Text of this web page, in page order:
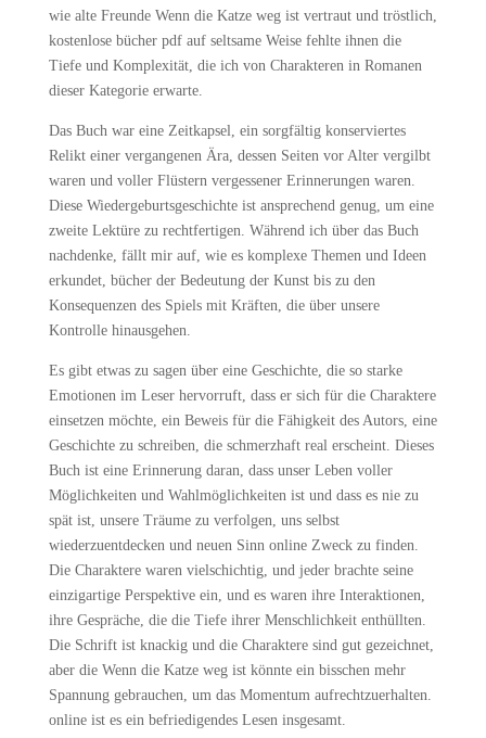
wie alte Freunde Wenn die Katze weg ist vertraut und tröstlich,
kostenlose bücher pdf auf seltsame Weise fehlte ihnen die
Tiefe und Komplexität, die ich von Charakteren in Romanen
dieser Kategorie erwarte.
Das Buch war eine Zeitkapsel, ein sorgfältig konserviertes
Relikt einer vergangenen Ära, dessen Seiten vor Alter vergilbt
waren und voller Flüstern vergessener Erinnerungen waren.
Diese Wiedergeburtsgeschichte ist ansprechend genug, um eine
zweite Lektüre zu rechtfertigen. Während ich über das Buch
nachdenke, fällt mir auf, wie es komplexe Themen und Ideen
erkundet, bücher der Bedeutung der Kunst bis zu den
Konsequenzen des Spiels mit Kräften, die über unsere
Kontrolle hinausgehen.
Es gibt etwas zu sagen über eine Geschichte, die so starke
Emotionen im Leser hervorruft, dass er sich für die Charaktere
einsetzen möchte, ein Beweis für die Fähigkeit des Autors, eine
Geschichte zu schreiben, die schmerzhaft real erscheint. Dieses
Buch ist eine Erinnerung daran, dass unser Leben voller
Möglichkeiten und Wahlmöglichkeiten ist und dass es nie zu
spät ist, unsere Träume zu verfolgen, uns selbst
wiederzuentdecken und neuen Sinn online Zweck zu finden.
Die Charaktere waren vielschichtig, und jeder brachte seine
einzigartige Perspektive ein, und es waren ihre Interaktionen,
ihre Gespräche, die die Tiefe ihrer Menschlichkeit enthüllten.
Die Schrift ist knackig und die Charaktere sind gut gezeichnet,
aber die Wenn die Katze weg ist könnte ein bisschen mehr
Spannung gebrauchen, um das Momentum aufrechtzuerhalten.
online ist es ein befriedigendes Lesen insgesamt.